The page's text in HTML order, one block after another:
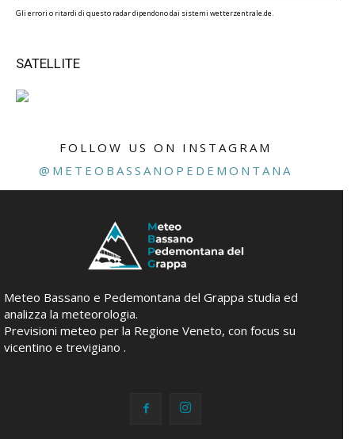
Gli errori o ritardi di questo radar dipendono dai sistemi wetterzentrale.de.
SATELLITE
FOLLOW US ON INSTAGRAM
@METEOBASSANOPEDEMONTANA
Meteo Bassano e Pedemontana del Grappa studia ed
analizza la meteorologia.
Previsioni meteo per la Regione Veneto, con focus su
vicentino e trevigiano .